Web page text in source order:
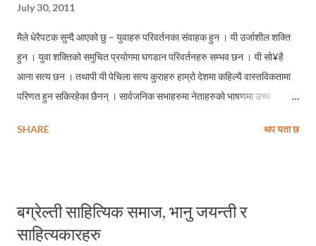
July 30, 2011
मैले धेरैपटक सुन्दै आएको छु – युवाहरु परिवर्तनका संवाहक हुन । यी उर्जाशील शक्ति
हुन । युवा शक्तिको समुचित प्रयोगमा घगडान परिवर्तनहरु सम्भव छन । यी सो¥है
आना सत्य छन । तथापी यी पेचिला सत्य कुराहरु हाम्रो देशमा कहिल्यै वास्तविकतामा
परिणत हुन सकिरहेका छैनन् । सार्वजनिक सभाहरुमा नेताहरुको भाषणमा उच्च
प्राथमिकतामा पर्न सकिरहेका छैनन् । गल्कोट साप्ताहिकले आफ्नो रजत जयन्तीको
मात्र सिमित पारिनुमा देखेको छु । कतिपय राजनैतिक युवाहरुर्लाइ लाग्ला, यसले फगत
कुरा गरिरहेछ । हुनसक्छ, यी राजनीतिमा अभ्यस्त युवाहरुका लागि फगत कै कुरा हो ।
SHARE थप यता छ
बग्रेल्ती साहित्यिक समाज, भानु जयन्ती र
साहित्यकारहरु